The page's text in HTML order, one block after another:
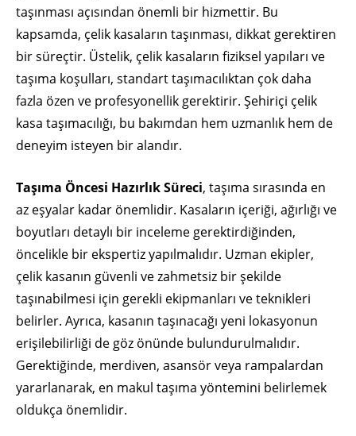
taşınması açısından önemli bir hizmettir. Bu
kapsamda, çelik kasaların taşınması, dikkat gerektiren
bir süreçtir. Üstelik, çelik kasaların fiziksel yapıları ve
taşıma koşulları, standart taşımacılıktan çok daha
fazla özen ve profesyonellik gerektirir. Şehiriçi çelik
kasa taşımacılığı, bu bakımdan hem uzmanlık hem de
deneyim isteyen bir alandır.
Taşıma Öncesi Hazırlık Süreci, taşıma sırasında en
az eşyalar kadar önemlidir. Kasaların içeriği, ağırlığı ve
boyutları detaylı bir inceleme gerektirdiğinden,
öncelikle bir ekspertiz yapılmalıdır. Uzman ekipler,
çelik kasanın güvenli ve zahmetsiz bir şekilde
taşınabilmesi için gerekli ekipmanları ve teknikleri
belirler. Ayrıca, kasanın taşınacağı yeni lokasyonun
erişilebilirliği de göz önünde bulundurulmalıdır.
Gerektiğinde, merdiven, asansör veya rampalardan
yararlanarak, en makul taşıma yöntemini belirlemek
oldukça önemlidir.